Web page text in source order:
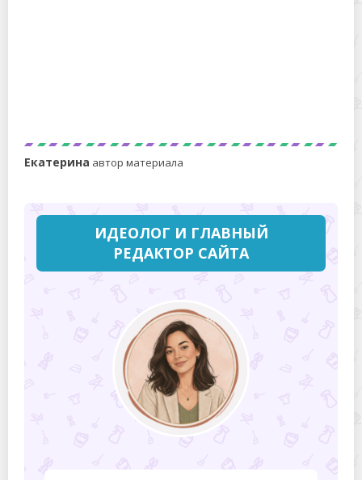
Екатерина автор материала
ИДЕОЛОГ И ГЛАВНЫЙ
РЕДАКТОР САЙТА